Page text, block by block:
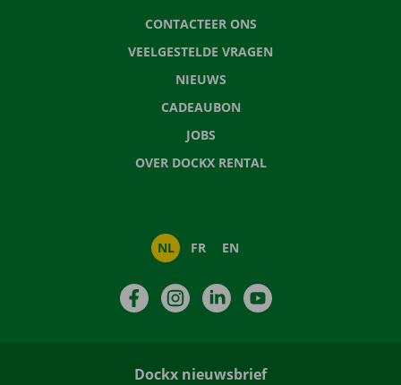
CONTACTEER ONS
VEELGESTELDE VRAGEN
NIEUWS
CADEAUBON
JOBS
OVER DOCKX RENTAL
NL FR EN
FacebookInstagramLinkedIn
Dockx nieuwsbrief